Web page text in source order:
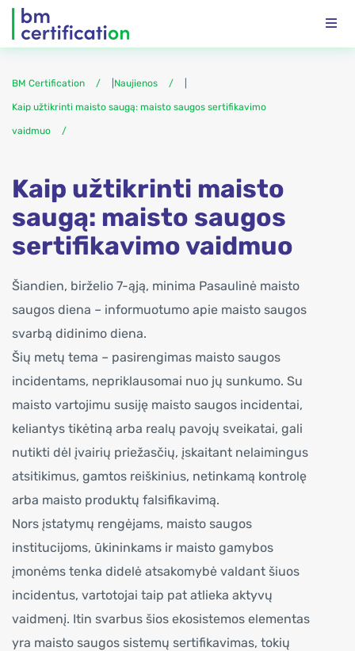
BM Certification Naujienos
Kaip užtikrinti maisto saugą: maisto saugos sertifikavimo
vaidmuo
Kaip užtikrinti maisto
saugą: maisto saugos
sertifikavimo vaidmuo
Šiandien, birželio 7-ąją, minima Pasaulinė maisto
saugos diena – informuotumo apie maisto saugos
svarbą didinimo diena.
Šių metų tema – pasirengimas maisto saugos
incidentams, nepriklausomai nuo jų sunkumo. Su
maisto vartojimu susiję maisto saugos incidentai,
keliantys tikėtiną arba realų pavojų sveikatai, gali
nutikti dėl įvairių priežasčių, įskaitant nelaimingus
atsitikimus, gamtos reiškinius, netinkamą kontrolę
arba maisto produktų falsifikavimą.
Nors įstatymų rengėjams, maisto saugos
institucijoms, ūkininkams ir maisto gamybos
įmonėms tenka didelė atsakomybė valdant šiuos
incidentus, vartotojai taip pat atlieka aktyvų
vaidmenį. Itin svarbus šios ekosistemos elementas
yra maisto saugos sistemų sertifikavimas, tokių